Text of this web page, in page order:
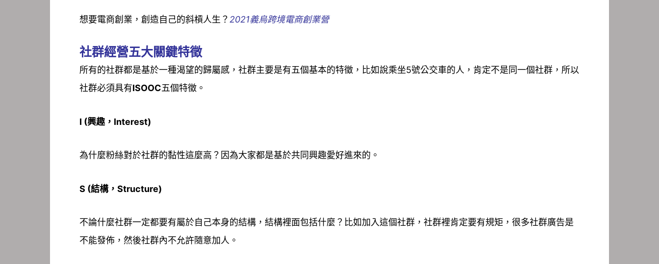
想要電商創業，創造自己的斜槓人生？ 2021義烏跨境電商創業營
社群經營五大關鍵特徵
所有的社群都是基於一種渴望的歸屬感，社群主要是有五個基本的特徵，比如說乘坐5號公交車的人，肯定不是同一個社群，所以
社群必須具有ISOOC五個特徵。
I (興趣，Interest)
為什麼粉絲對於社群的黏性這麼高？因為大家都是基於共同興趣愛好進來的。
S (結構，Structure)
不論什麼社群一定都要有屬於自己本身的結構，結構裡面包括什麼？ 比如加入這個社群，社群裡肯定要有規矩，很多社群廣告是
不能發佈，然後社群內不允許隨意加人。